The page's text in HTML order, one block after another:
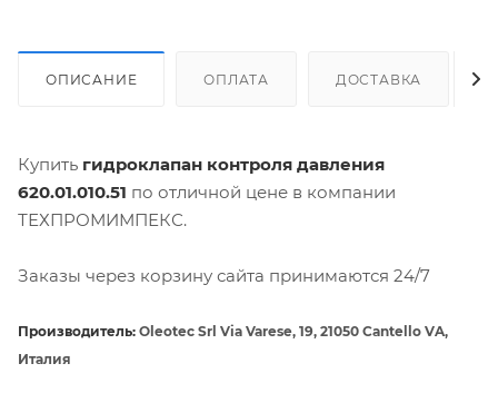
ОПИСАНИЕ ОПЛАТА ДОСТАВКА
Купить гидроклапан контроля давления
620.01.010.51 по отличной цене в компании
ТЕХПРОМИМПЕКС.
Заказы через корзину сайта принимаются 24/7
Производитель: Oleotec Srl Via Varese, 19, 21050 Cantello VA,
Италия